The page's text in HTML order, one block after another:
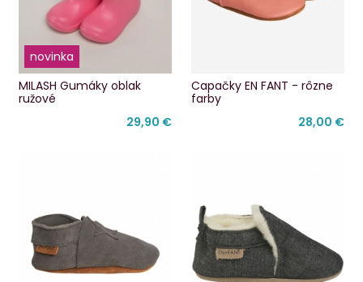
novinka
MILASH Gumáky oblak
ružové
29,90 €
Capačky EN FANT - rôzne
farby
28,00 €